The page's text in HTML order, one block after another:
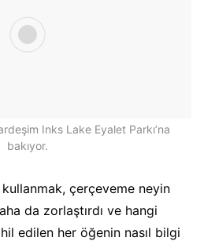
Inks Lake Eyalet Parkı’na
bakıyor.
kullanmak, çerçeveme neyin
da zorlaştırdı ve hangi
edilen her öğenin nasıl bilgi